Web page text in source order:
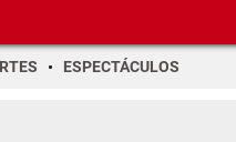
ESPECTÁCULOS